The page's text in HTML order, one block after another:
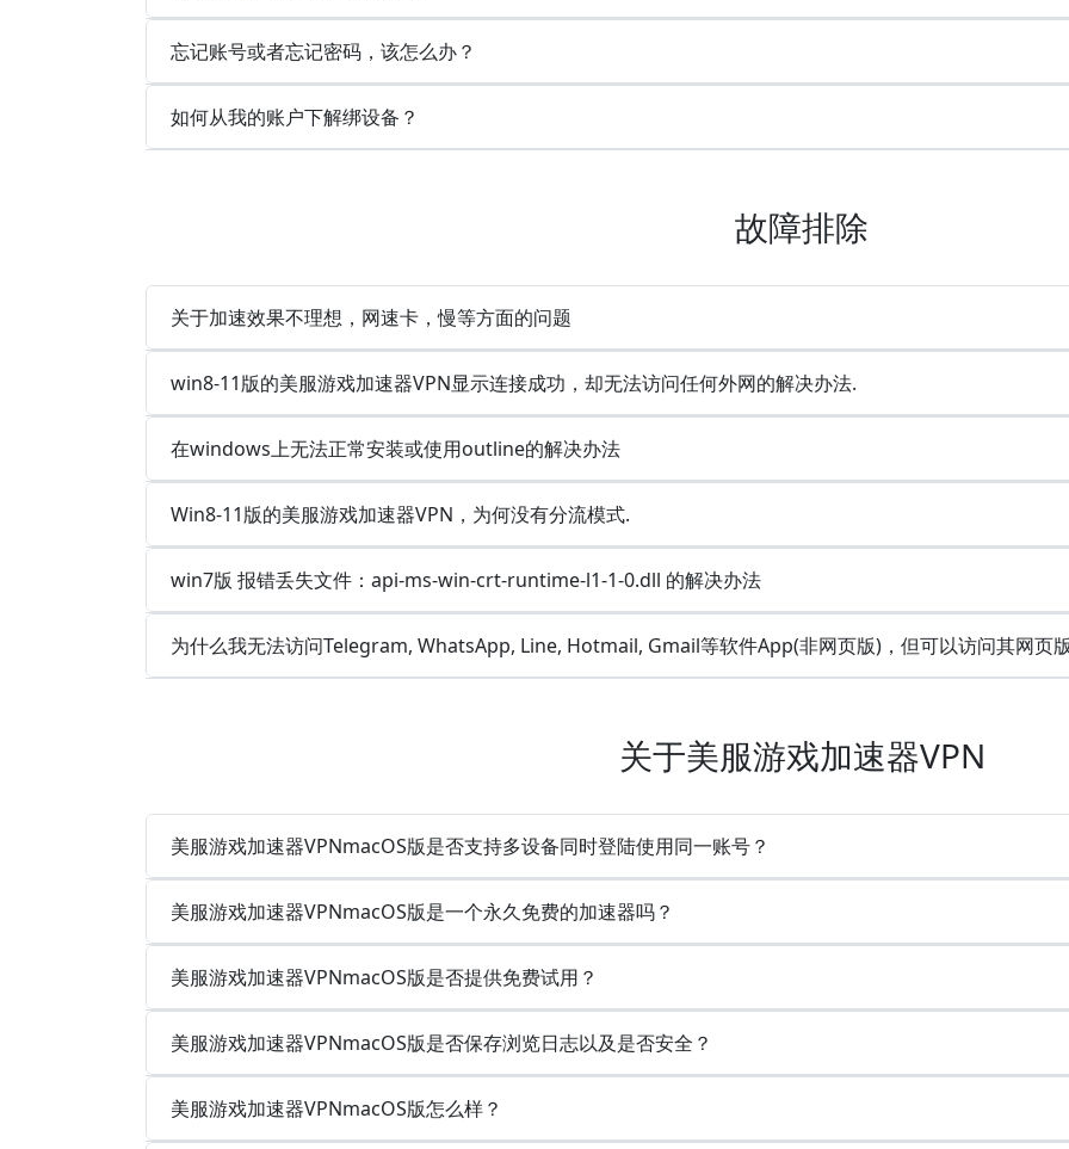
忘记账号或者忘记密码，该怎么办？
如何从我的账户下解绑设备？
故障排除
关于加速效果不理想，网速卡，慢等方面的问题
win8-11版的美服游戏加速器VPN显示连接成功，却无法访问任何外网的解决办法.
在windows上无法正常安装或使用outline的解决办法
Win8-11版的美服游戏加速器VPN，为何没有分流模式.
win7版 报错丢失文件：api-ms-win-crt-runtime-l1-1-0.dll 的解决办法
为什么我无法访问Telegram, WhatsApp, Line, Hotmail, Gmail等软件App(非网页版)，但可以访问其网页
关于美服游戏加速器VPN
美服游戏加速器VPNmacOS版是否支持多设备同时登陆使用同一账号？
美服游戏加速器VPNmacOS版是一个永久免费的加速器吗？
美服游戏加速器VPNmacOS版是否提供免费试用？
美服游戏加速器VPNmacOS版是否保存浏览日志以及是否安全？
美服游戏加速器VPNmacOS版怎么样？